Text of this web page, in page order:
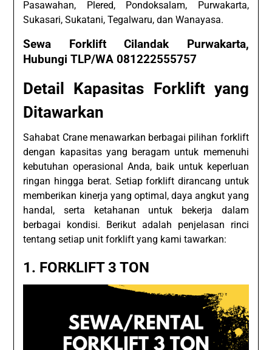
Pasawahan, Plered, Pondoksalam, Purwakarta,
Sukasari, Sukatani, Tegalwaru, dan Wanayasa.
Sewa Forklift Cilandak Purwakarta,
Hubungi TLP/WA 081222555757
Detail Kapasitas Forklift yang
Ditawarkan
Sahabat Crane menawarkan berbagai pilihan forklift
dengan kapasitas yang beragam untuk memenuhi
kebutuhan operasional Anda, baik untuk keperluan
ringan hingga berat. Setiap forklift dirancang untuk
memberikan kinerja yang optimal, daya angkut yang
handal, serta ketahanan untuk bekerja dalam
berbagai kondisi. Berikut adalah penjelasan rinci
tentang setiap unit forklift yang kami tawarkan:
1. FORKLIFT 3 TON